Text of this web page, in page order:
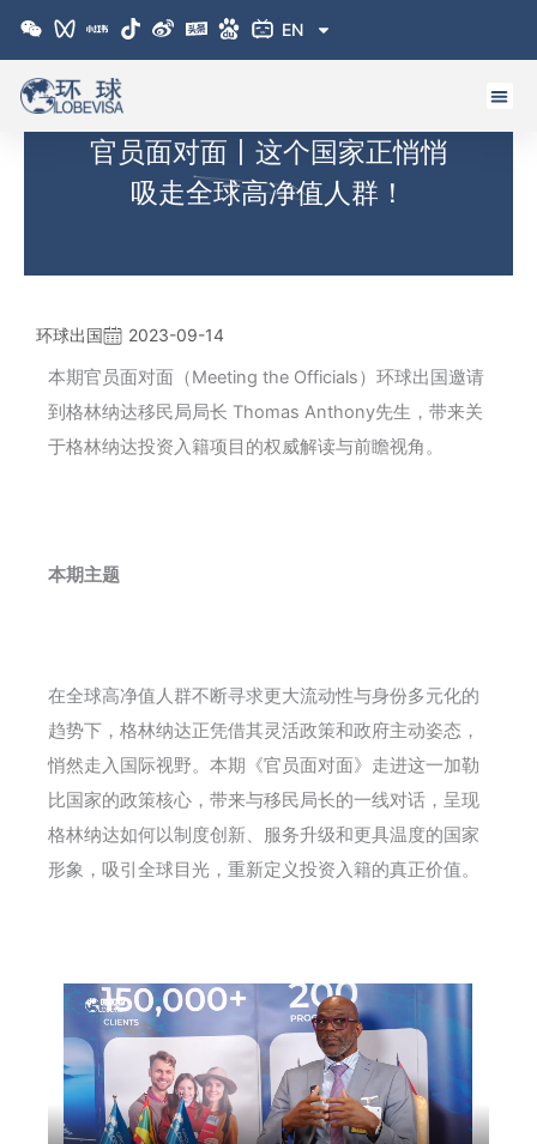
EN
官员面对面丨这个国家正悄悄
吸走全球高净值人群！
环球出国 2023-09-14
本期官员面对面（Meeting the Officials）环球出国邀请
到格林纳达移民局局长 Thomas Anthony先生，带来关
于格林纳达投资入籍项目的权威解读与前瞻视角。
本期主题
在全球高净值人群不断寻求更大流动性与身份多元化的
趋势下，格林纳达正凭借其灵活政策和政府主动姿态，
悄然走入国际视野。本期《官员面对面》走进这一加勒
比国家的政策核心，带来与移民局长的一线对话，呈现
格林纳达如何以制度创新、服务升级和更具温度的国家
形象，吸引全球目光，重新定义投资入籍的真正价值。